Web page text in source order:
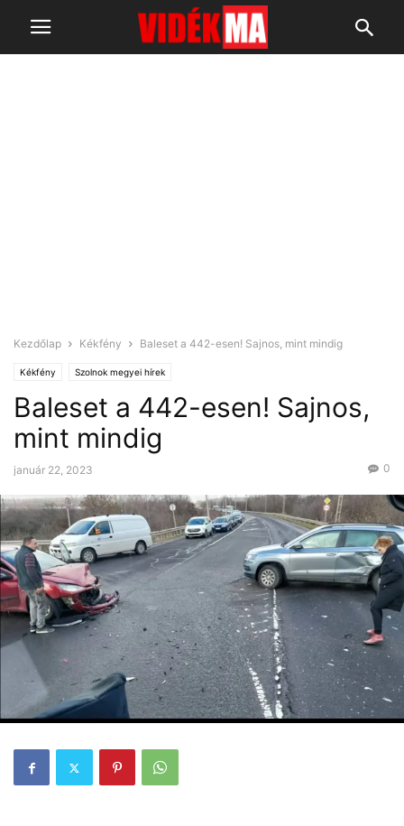
Kezdőlap Kékfény Baleset a 442-esen! Sajnos, mint mindig
Kékfény Szolnok megyei hírek
Baleset a 442-esen! Sajnos,
mint mindig
január 22, 2023 0